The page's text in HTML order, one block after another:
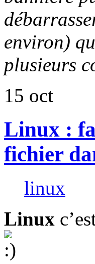
environ)
plusieurs
15 oct
Linux :
fichier
linux
Linux